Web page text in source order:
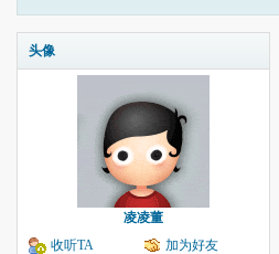
头像
凌凌董
收听TA
加为好友